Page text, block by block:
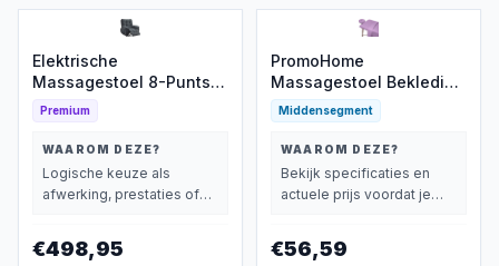
Elektrische
Massagestoel 8-Punts
met Verwarming
Premium
WAAROM DEZE?
Logische keuze als
afwerking, prestaties of
€498,95
PromoHome
Massagestoel Bekleding
Set - 3-delige
Microvezel Hoes voor
Comfortabele
Behandelingen
Middensegment
WAAROM DEZE?
Bekijk specificaties en
actuele prijs voordat je
€56,59